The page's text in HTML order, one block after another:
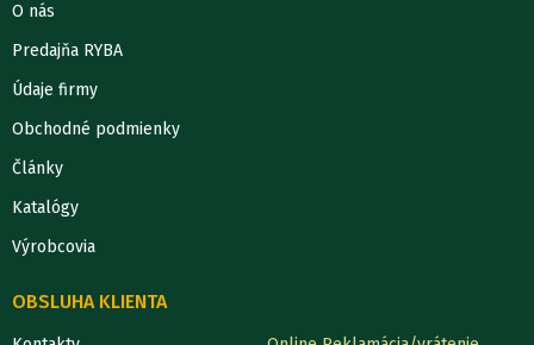
O nás
Predajňa RYBA
Údaje firmy
Obchodné podmienky
Články
Katalógy
Výrobcovia
OBSLUHA KLIENTA